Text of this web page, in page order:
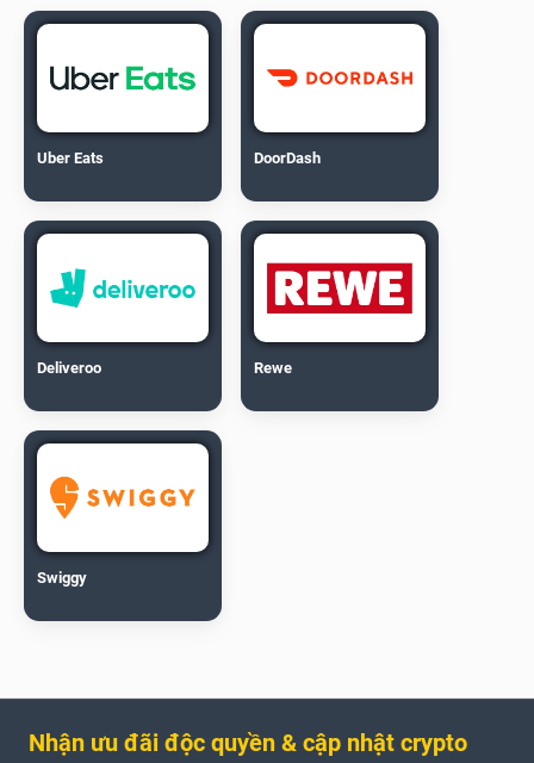
Uber Eats DoorDash
Deliveroo Rewe
Swiggy
Nhận ưu đãi độc quyền & cập nhật crypto